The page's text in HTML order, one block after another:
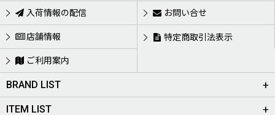
入荷情報の配信 お問い合せ
店舗情報 特定商取引法表示
ご利用案内
BRAND LIST
ITEM LIST